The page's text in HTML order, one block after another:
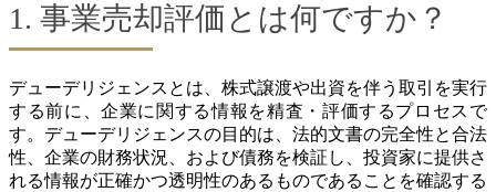
1. 事業売却評価とは何ですか？
デューデリジェンスとは、株式譲渡や出資を伴う取引を実行
する前に、企業に関する情報を精査・評価するプロセスで
す。デューデリジェンスの目的は、法的文書の完全性と合法
性、企業の財務状況、および債務を検証し、投資家に提供さ
れる情報が正確かつ透明性のあるものであることを確認する